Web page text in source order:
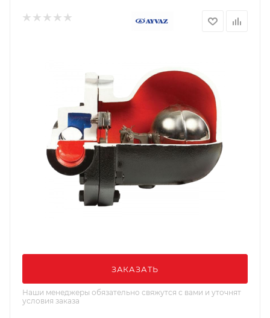
ЗАКАЗАТЬ
Наши менеджеры обязательно свяжутся с вами и уточнят
условия заказа